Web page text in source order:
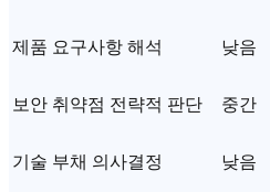
제품 요구사항 해석 낮음
보안 취약점 전략적 판단 중간
기술 부채 의사결정 낮음